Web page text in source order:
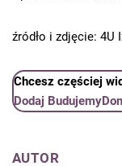
źródło i zdjęcie: 4U
Chcesz częściej
Dodaj
AUTOR